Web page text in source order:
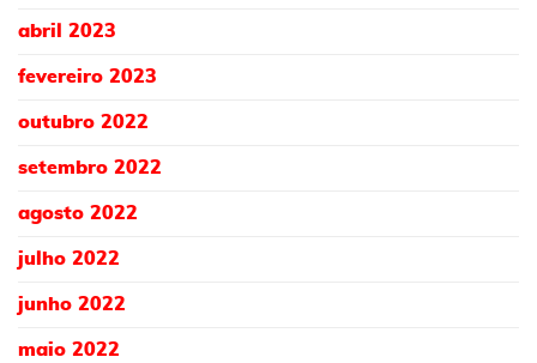
abril 2023
fevereiro 2023
outubro 2022
setembro 2022
agosto 2022
julho 2022
junho 2022
maio 2022